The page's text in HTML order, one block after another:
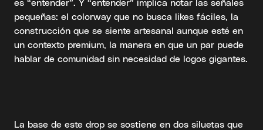
pequeñas: el colorway que no busca likes fáciles, la
construcción que se siente artesanal aunque esté en
un contexto premium, la manera en que un par puede
hablar de comunidad sin necesidad de logos gigantes.
La base de este drop se sostiene en dos siluetas que